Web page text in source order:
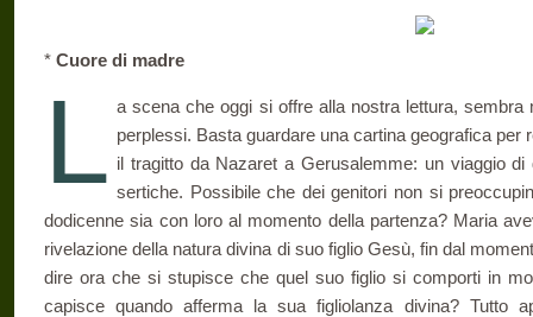
* Cuore di madre
L a scena che oggi si offre alla nostra lettura,
perplessi. Basta guardare una cartina geo­grafica per
il tragitto da Naza­ret a Gerusalemme: un viaggio
sertiche. Possibile che dei genitori non si
dodicenne sia con loro al momento della par­tenza? Maria
rivelazione della natura divina di suo figlio Gesù, fin dal
dire ora che si stupisce che quel suo figlio si com­porti in
capisce quando af­ferma la sua figliolanza divina? Tutto